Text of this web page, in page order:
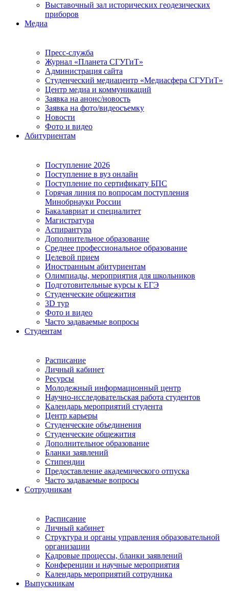
Выставочный зал исторических геодезических
приборов
Медиа
Пресс-служба
Журнал «Планета СГУГиТ»
Администрация сайта
Студенческий медиацентр «Медиасфера СГУГиТ»
Центр медиа и коммуникаций
Заявка на анонс/новость
Заявка на фото/видеосъемку
Новости
Фото и видео
Абитуриентам
Поступление 2026
Поступление в вуз онлайн
Поступление по сертификату БПС
Горячая линия по вопросам поступления
Минобрнауки России
Бакалавриат и специалитет
Магистратура
Аспирантура
Дополнительное образование
Среднее профессиональное образование
Целевой прием
Иностранным абитуриентам
Олимпиады, мероприятия для школьников
Подготовительные курсы к ЕГЭ
Студенческие общежития
3D тур
Фото и видео
Часто задаваемые вопросы
Студентам
Расписание
Личный кабинет
Ресурсы
Молодежный информационный центр
Научно-исследовательская работа студентов
Календарь мероприятий студента
Центр карьеры
Студенческие объединения
Студенческие общежития
Дополнительное образование
Бланки заявлений
Стипендии
Предоставление академического отпуска
Часто задаваемые вопросы
Сотрудникам
Расписание
Личный кабинет
Структура и органы управления образовательной
организации
Кадровые процессы, бланки заявлений
Конференции и научные мероприятия
Календарь мероприятий сотрудника
Выпускникам